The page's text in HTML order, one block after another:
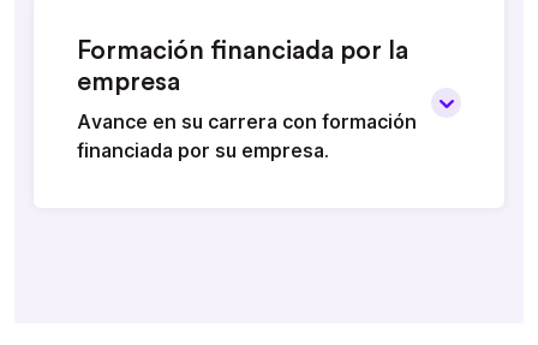
Formación financiada por la
empresa
Avance en su carrera con formación
financiada por su empresa.